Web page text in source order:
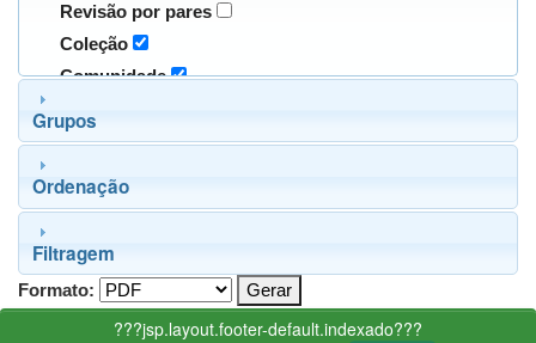
Revisão por pares
Coleção
Comunidade
Grupos
Ordenação
Filtragem
Formato:
???jsp.layout.footer-default.indexado???